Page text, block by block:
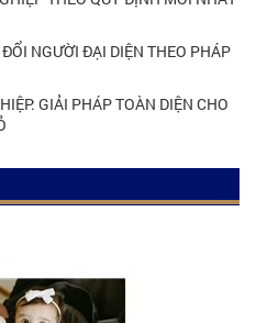
NGƯỜI ĐẠI DIỆN THEO PHÁP
GIẢI PHÁP TOÀN DIỆN CHO